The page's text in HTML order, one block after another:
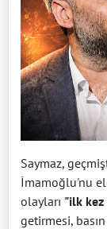
Saymaz,
İmamoğlu'nu
olayları "ilk
getirmesi, basın